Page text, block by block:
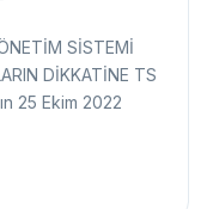
Yönetim
SİSTEMİ
DİKKATİNE TS
25 Ekim 2022